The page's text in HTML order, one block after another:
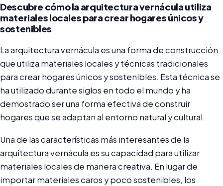
Descubre cómo la arquitectura vernácula utiliza
materiales locales para crear hogares únicos y
sostenibles
La arquitectura vernácula es una forma de construcción
que utiliza materiales locales y técnicas tradicionales
para crear hogares únicos y sostenibles. Esta técnica se
ha utilizado durante siglos en todo el mundo y ha
demostrado ser una forma efectiva de construir
hogares que se adaptan al entorno natural y cultural.
Una de las características más interesantes de la
arquitectura vernácula es su capacidad para utilizar
materiales locales de manera creativa. En lugar de
importar materiales caros y poco sostenibles, los